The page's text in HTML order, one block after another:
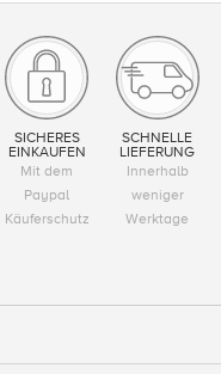
SICHERES
EINKAUFEN
Mit dem
Paypal
Käuferschutz
SCHNELLE
LIEFERUNG
Innerhalb
weniger
Werktage